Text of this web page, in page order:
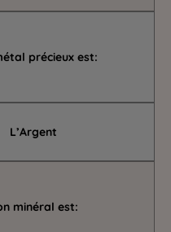
précieux est:
L’Argent
minéral est: